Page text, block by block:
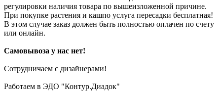
регулировки наличия товара по вышеизложенной причине.
При покупке растения и кашпо услуга пересадки бесплатная!
В этом случае заказ должен быть полностью оплачен по счету
или онлайн.
Самовывоза у нас нет!
Сотрудничаем с дизайнерами!
Работаем в ЭДО "Контур.Диадок"